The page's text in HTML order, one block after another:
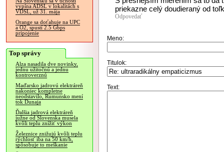
vypína ADSL v lokalitách s
VDSL, už 31. mája
Orange sa doťahuje na UPC
a O2, spustí 2.5 Gbps
pripojenie
Top správy
Alza nasadila dve novinky,
jednu užitočnú a jednu
kontroverznú
Maďarsko jadrovú elektráreň
nakoniec kompletne
neodstavilo, Rumunsko mení
tok Dunaja
Ďalšia jadrová elektráreň
južne od Slovenska musela
kvôli teplu znížiť výkon
Železnice znižujú kvôli teplu
rýchlosť iba na 50 km/h,
spôsobuje to meškanie
priekazne celý doudieraný od
Odpovedať
Meno:
Titulok:
Text: